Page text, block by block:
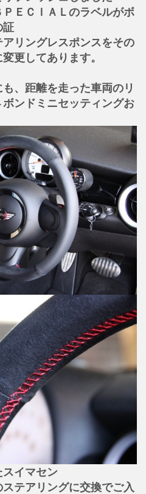
ＥＣＩＡＬのラベルがボ
証
リングレスポンスをその
更してあります。
、距離を走った車両のリ
ンドミニセッティングお
イマセン
テアリングに交換でご入